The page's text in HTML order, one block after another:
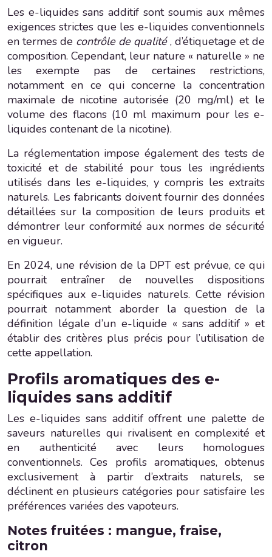
Les e-liquides sans additif sont soumis aux mêmes
exigences strictes que les e-liquides conventionnels
en termes de contrôle de qualité, d’étiquetage et de
composition. Cependant, leur nature « naturelle » ne
les exempte pas de certaines restrictions,
notamment en ce qui concerne la concentration
maximale de nicotine autorisée (20 mg/ml) et le
volume des flacons (10 ml maximum pour les e-
liquides contenant de la nicotine).
La réglementation impose également des tests de
toxicité et de stabilité pour tous les ingrédients
utilisés dans les e-liquides, y compris les extraits
naturels. Les fabricants doivent fournir des données
détaillées sur la composition de leurs produits et
démontrer leur conformité aux normes de sécurité
en vigueur.
En 2024, une révision de la DPT est prévue, ce qui
pourrait entraîner de nouvelles dispositions
spécifiques aux e-liquides naturels. Cette révision
pourrait notamment aborder la question de la
définition légale d’un e-liquide « sans additif » et
établir des critères plus précis pour l’utilisation de
cette appellation.
Profils aromatiques des e-
liquides sans additif
Les e-liquides sans additif offrent une palette de
saveurs naturelles qui rivalisent en complexité et
en authenticité avec leurs homologues
conventionnels. Ces profils aromatiques, obtenus
exclusivement à partir d’extraits naturels, se
déclinent en plusieurs catégories pour satisfaire les
préférences variées des vapoteurs.
Notes fruitées : mangue, fraise,
citron